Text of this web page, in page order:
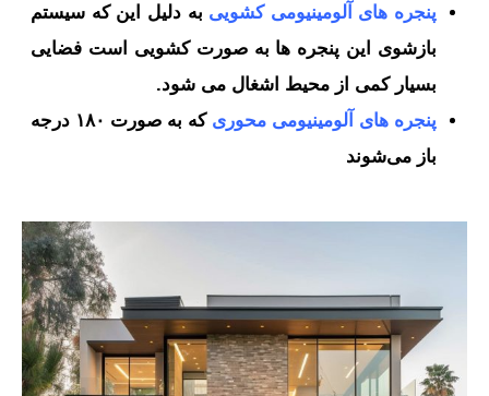
پنجره های آلومینیومی کشویی به دلیل این‌ که سیستم
بازشوی این پنجره ها به صورت کشویی است فضایی
بسیار کمی از محیط اشغال می شود.
پنجره های آلومینیومی محوری
که به صورت ۱۸۰ درجه
باز می‌شوند